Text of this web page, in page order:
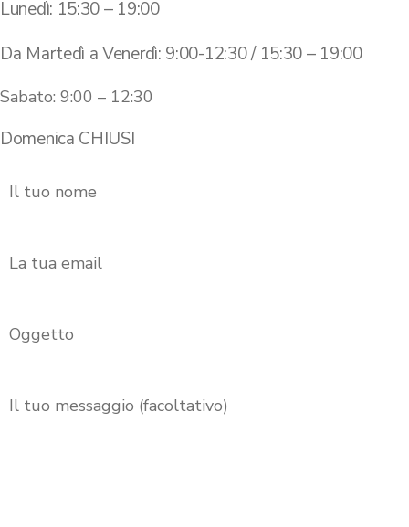
Lunedì: 15:30 – 19:00
Da Martedì a Venerdì: 9:00-12:30 / 15:30 – 19:00
Sabato: 9:00 – 12:30
Domenica CHIUSI
Il tuo nome
La tua email
Oggetto
Il tuo messaggio (facoltativo)